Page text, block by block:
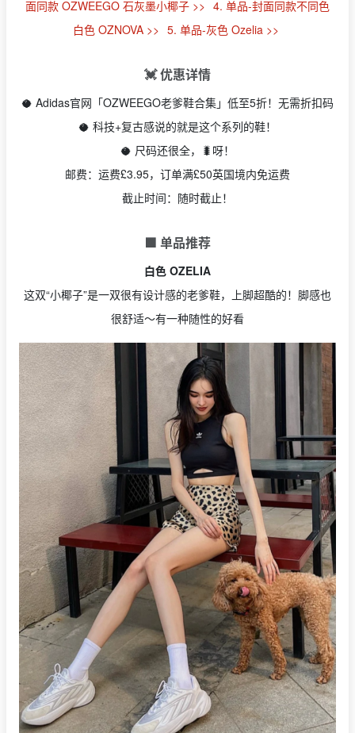
面同款 OZWEEGO 石灰墨小椰子 >> 4. 单品-封面同款不同色
白色 OZNOVA >> 5. 单品-灰色 Ozelia >>
💓 优惠详情
🥥 Adidas官网「OZWEEGO老爹鞋合集」低至5折！无需折扣码
🥥 科技+复古感说的就是这个系列的鞋！
🥥 尺码还很全，🐛呀！
邮费：运费£3.95，订单满£50英国境内免运费
截止时间：随时截止！
🟩 单品推荐
白色 OZELIA
这双“小椰子”是一双很有设计感的老爹鞋，上脚超酷的！脚感也
很舒适～有一种随性的好看